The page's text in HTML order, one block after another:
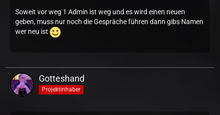
Soweit vor weg 1 Admin ist weg und es wird einen neuen
geben, muss nur noch die Gespräche führen dann gibs Namen
wer neu ist
Gotteshand
Projektinhaber